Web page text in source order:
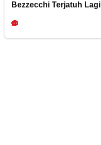
Bezzecchi Terjatuh Lagi